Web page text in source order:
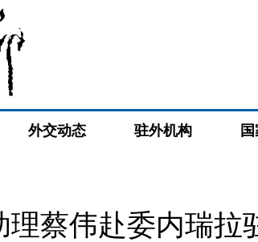
外交动态 驻外机构
理蔡伟赴委内瑞拉